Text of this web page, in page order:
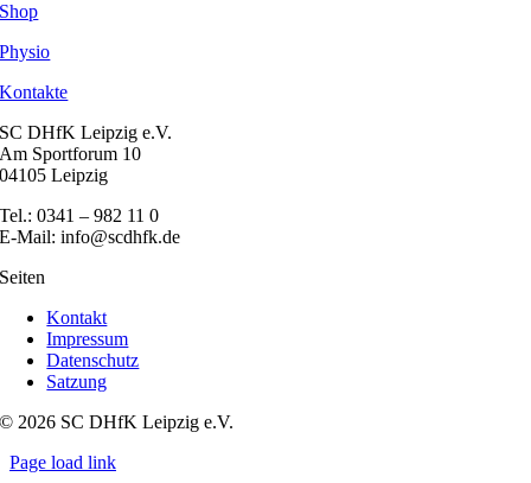
Shop
Physio
Kontakte
SC DHfK Leipzig e.V.
Am Sportforum 10
04105 Leipzig
Tel.: 0341 – 982 11 0
E-Mail: info@scdhfk.de
Seiten
Kontakt
Impressum
Datenschutz
Satzung
© 2026 SC DHfK Leipzig e.V.
Page load link